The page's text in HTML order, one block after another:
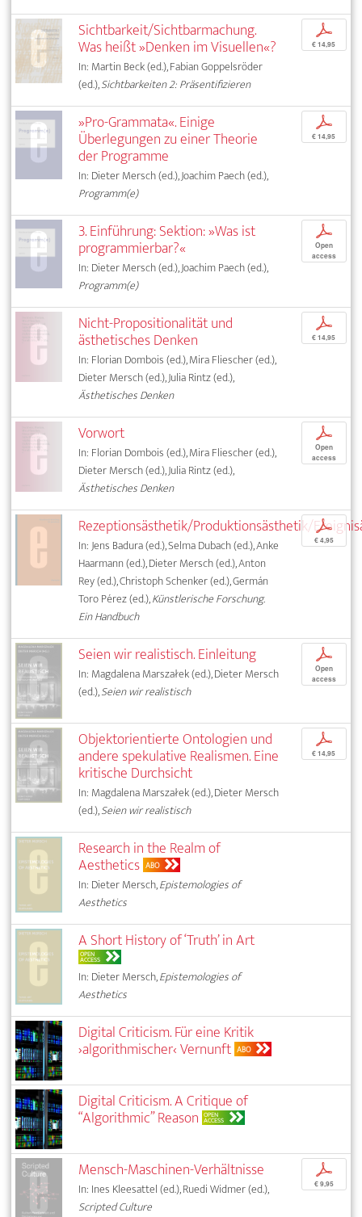
Sichtbarkeit/Sichtbarmachung.
Was heißt »Denken im Visuellen«?
In: Martin Beck (ed.), Fabian Goppelsröder
(ed.),Sichtbarkeiten 2: Präsentifizieren
p
€ 14,95
»Pro-Grammata«. Einige
Überlegungen zu einer Theorie
der Programme
In: Dieter Mersch (ed.), Joachim Paech (ed.),
Programm(e)
p
€ 14,95
3. Einführung: Sektion: »Was ist
programmierbar?«
In: Dieter Mersch (ed.), Joachim Paech (ed.),
Programm(e)
p
Open
access
Nicht-Propositionalität und
ästhetisches Denken
In: Florian Dombois (ed.), Mira Fliescher (ed.),
Dieter Mersch (ed.), Julia Rintz (ed.),
Ästhetisches Denken
p
€ 14,95
Vorwort
In: Florian Dombois (ed.), Mira Fliescher (ed.),
Dieter Mersch (ed.), Julia Rintz (ed.),
Ästhetisches Denken
p
Open
access
Rezeptionsästhetik/Produktionsästhetik/
In: Jens Badura (ed.), Selma Dubach (ed.), Anke
Haarmann (ed.), Dieter Mersch (ed.), Anton
Rey (ed.), Christoph Schenker (ed.), Germán
Toro Pérez (ed.),Künstlerische Forschung.
Ein Handbuch
p
€ 4,95
Seien wir realistisch. Einleitung
In: Magdalena Marszałek (ed.), Dieter Mersch
(ed.),Seien wir realistisch
p
Open
access
Objektorientierte Ontologien und
andere spekulative Realismen. Eine
kritische Durchsicht
In: Magdalena Marszałek (ed.), Dieter Mersch
(ed.),Seien wir realistisch
p
€ 14,95
Research in the Realm of
Aesthetics ABO
In: Dieter Mersch,Epistemologies of
Aesthetics
A Short History of ‘Truth’ in Art
OPEN
ACCESS
In: Dieter Mersch,Epistemologies of
Aesthetics
Digital Criticism. Für eine Kritik
›algorithmischer‹ Vernunft ABO
Digital Criticism. A Critique of
“Algorithmic” Reason OPEN
ACCESS
Mensch-Maschinen-Verhältnisse
In: Ines Kleesattel (ed.), Ruedi Widmer (ed.),
Scripted Culture
p
€ 9,95